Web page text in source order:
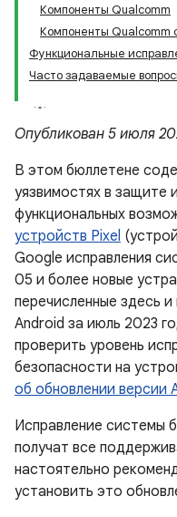
Компоненты Qualcomm
Компоненты Qualcomm
Функциональные
Часто задаваемые
Опубликован 5 июля
В этом бюллетене
уязвимостях в защите
функциональных
устройств Pixel
Google исправления
05 и более новые
перечисленные здесь
Android за июль 2023
проверить уровень
безопасности на
об обновлении версии
Исправление системы
получат все
настоятельно
установить это